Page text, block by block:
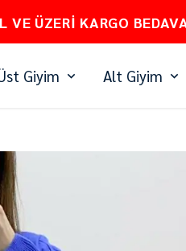
FİYATINA 3 TAKSİT
Giyim Alt Giyim